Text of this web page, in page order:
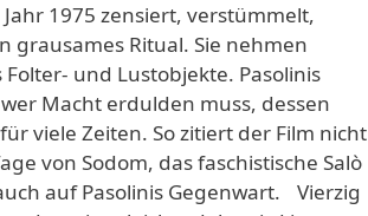
1975 zensiert, verstümmelt,
grausames Ritual. Sie nehmen
und Lustobjekte. Pasolinis
Macht erdulden muss, dessen
viele Zeiten. So zitiert der Film nicht
von Sodom, das faschistische Salò
auf Pasolinis Gegenwart. Vierzig